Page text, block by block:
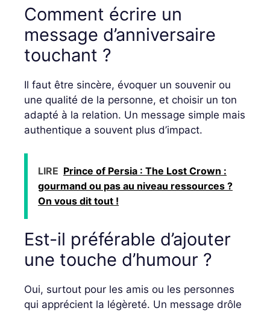
Comment écrire un
message d’anniversaire
touchant ?
Il faut être sincère, évoquer un souvenir ou
une qualité de la personne, et choisir un ton
adapté à la relation. Un message simple mais
authentique a souvent plus d’impact.
LIRE Prince of Persia : The Lost Crown :
gourmand ou pas au niveau ressources ?
On vous dit tout !
Est-il préférable d’ajouter
une touche d’humour ?
Oui, surtout pour les amis ou les personnes
qui apprécient la légèreté. Un message drôle